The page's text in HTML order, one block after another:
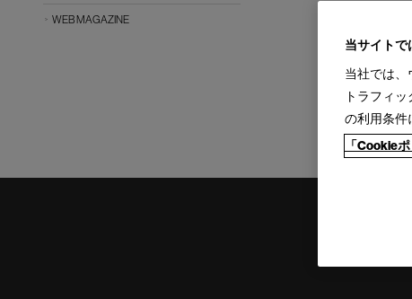
WEB MAGAZINE
当サイトで
当社では
トラフィ
の利用条件
「Cookie